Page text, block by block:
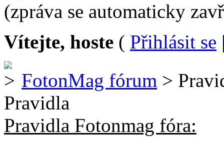
(zpráva se automaticky
Vítejte, hoste ( Přihlásit se
FotonMag fórum >
Pravidla
Pravidla Fotonmag fóra: